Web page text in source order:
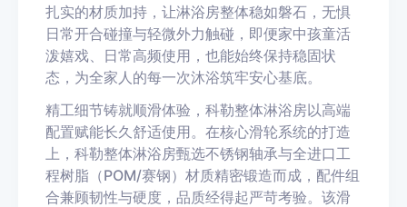
扎实的材质加持，让淋浴房整体稳如磐石，无惧
日常开合碰撞与轻微外力触碰，即便家中孩童活
泼嬉戏、日常高频使用，也能始终保持稳固状
态，为全家人的每一次沐浴筑牢安心基底。
精工细节铸就顺滑体验，科勒整体淋浴房以高端
配置赋能长久舒适使用。在核心滑轮系统的打造
上，科勒整体淋浴房甄选不锈钢轴承与全进口工
程树脂（POM/赛钢）材质精密锻造而成，配件组
合兼顾韧性与硬度，品质经得起严苛考验。该滑